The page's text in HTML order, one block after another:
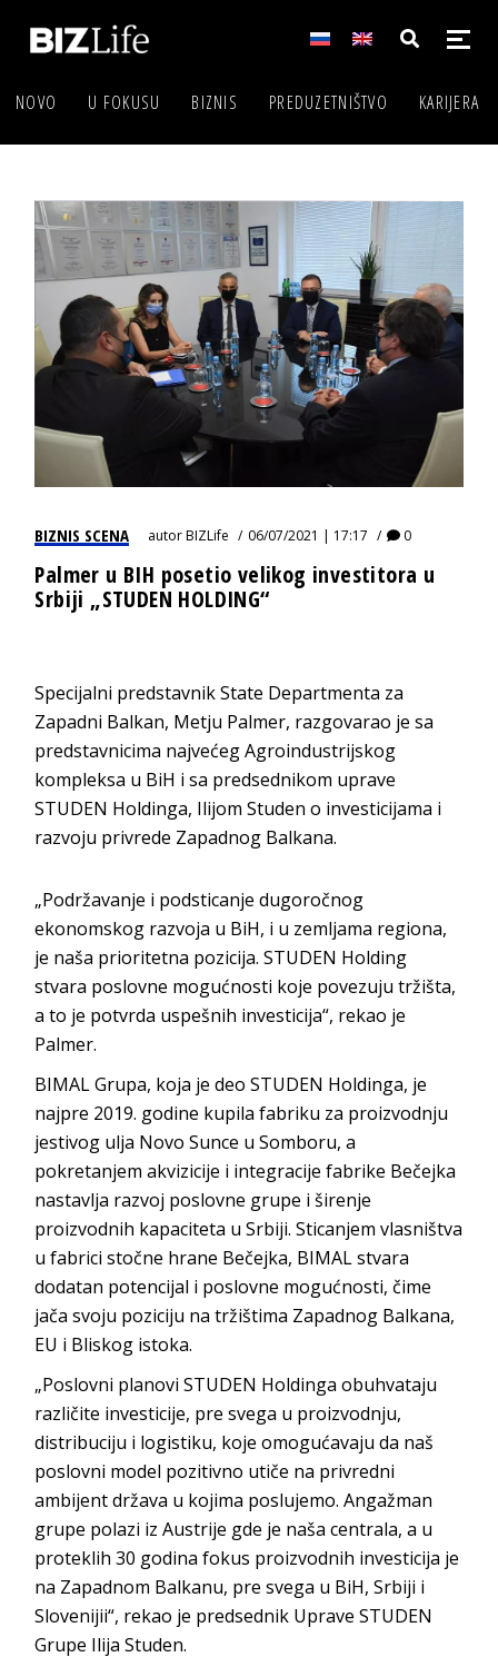
NOVO U FOKUSU BIZNIS PREDUZETNIŠTVO KARIJERA
BIZNIS SCENA autorBIZLife 06/07/2021 | 17:17 0
Palmer u BIH posetio velikog investitora u
Srbiji „STUDEN HOLDING“
Specijalni predstavnik State Departmenta za
Zapadni Balkan, Metju Palmer, razgovarao je sa
predstavnicima najvećeg Agroindustrijskog
kompleksa u BiH i sa predsednikom uprave
STUDEN Holdinga, Ilijom Studen o investicijama i
razvoju privrede Zapadnog Balkana.
„Podržavanje i podsticanje dugoročnog
ekonomskog razvoja u BiH, i u zemljama regiona,
je naša prioritetna pozicija. STUDEN Holding
stvara poslovne mogućnosti koje povezuju tržišta,
a to je potvrda uspešnih investicija“, rekao je
Palmer.
BIMAL Grupa, koja je deo STUDEN Holdinga, je
najpre 2019. godine kupila fabriku za proizvodnju
jestivog ulja Novo Sunce u Somboru, a
pokretanjem akvizicije i integracije fabrike Bečejka
nastavlja razvoj poslovne grupe i širenje
proizvodnih kapaciteta u Srbiji. Sticanjem vlasništva
u fabrici stočne hrane Bečejka, BIMAL stvara
dodatan potencijal i poslovne mogućnosti, čime
jača svoju poziciju na tržištima Zapadnog Balkana,
EU i Bliskog istoka.
„Poslovni planovi STUDEN Holdinga obuhvataju
različite investicije, pre svega u proizvodnju,
distribuciju i logistiku, koje omogućavaju da naš
poslovni model pozitivno utiče na privredni
ambijent država u kojima poslujemo. Angažman
grupe polazi iz Austrije gde je naša centrala, a u
proteklih 30 godina fokus proizvodnih investicija je
na Zapadnom Balkanu, pre svega u BiH, Srbiji i
Slovenijii“, rekao je predsednik Uprave STUDEN
Grupe Ilija Studen.